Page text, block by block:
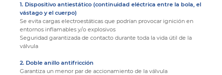
1. Dispositivo antiestático (continuidad eléctrica entre la bola, el
vástago y el cuerpo)
Se evita cargas electroestáticas que podrían provocar ignición en
entornos inflamables y/o explosivos
Seguridad garantizada de contacto durante toda la vida útil de la
válvula
2. Doble anillo antifricción
Garantiza un menor par de accionamiento de la válvula